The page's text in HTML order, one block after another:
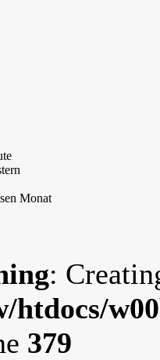
:
htdocs/
379